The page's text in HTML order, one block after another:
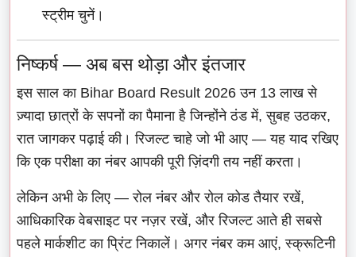
स्ट्रीम चुनें।
निष्कर्ष — अब बस थोड़ा और इंतजार
इस साल का Bihar Board Result 2026 उन 13 लाख से
ज़्यादा छात्रों के सपनों का पैमाना है जिन्होंने ठंड में, सुबह उठकर,
रात जागकर पढ़ाई की। रिजल्ट चाहे जो भी आए — यह याद रखिए
कि एक परीक्षा का नंबर आपकी पूरी ज़िंदगी तय नहीं करता।
लेकिन अभी के लिए — रोल नंबर और रोल कोड तैयार रखें,
आधिकारिक वेबसाइट पर नज़र रखें, और रिजल्ट आते ही सबसे
पहले मार्कशीट का प्रिंट निकालें। अगर नंबर कम आएं, स्क्रूटिनी